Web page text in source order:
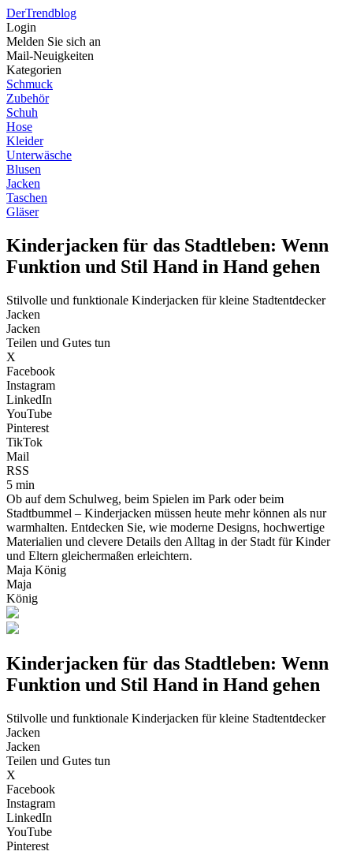
DerTrendblog
Login
Melden Sie sich an
Mail-Neuigkeiten
Kategorien
Schmuck
Zubehör
Schuh
Hose
Kleider
Unterwäsche
Blusen
Jacken
Taschen
Gläser
Kinderjacken für das Stadtleben: Wenn
Funktion und Stil Hand in Hand gehen
Stilvolle und funktionale Kinderjacken für kleine Stadtentdecker
Jacken
Jacken
Teilen und Gutes tun
X
Facebook
Instagram
LinkedIn
YouTube
Pinterest
TikTok
Mail
RSS
5 min
Ob auf dem Schulweg, beim Spielen im Park oder beim
Stadtbummel – Kinderjacken müssen heute mehr können als nur
warmhalten. Entdecken Sie, wie moderne Designs, hochwertige
Materialien und clevere Details den Alltag in der Stadt für Kinder
und Eltern gleichermaßen erleichtern.
Maja König
Maja
König
Kinderjacken für das Stadtleben: Wenn
Funktion und Stil Hand in Hand gehen
Stilvolle und funktionale Kinderjacken für kleine Stadtentdecker
Jacken
Jacken
Teilen und Gutes tun
X
Facebook
Instagram
LinkedIn
YouTube
Pinterest